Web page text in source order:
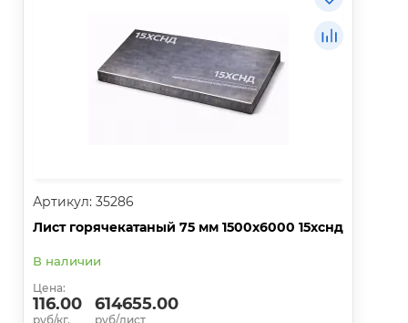
Артикул: 35286
Лист горячекатаный 75 мм 1500х6000 15хснд
В наличии
Цена:
116.00
руб/кг.
614655.00
руб/лист